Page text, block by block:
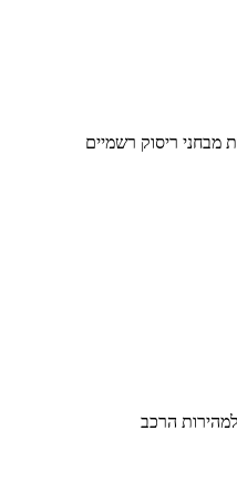
מבחני ריסוק רשמיים